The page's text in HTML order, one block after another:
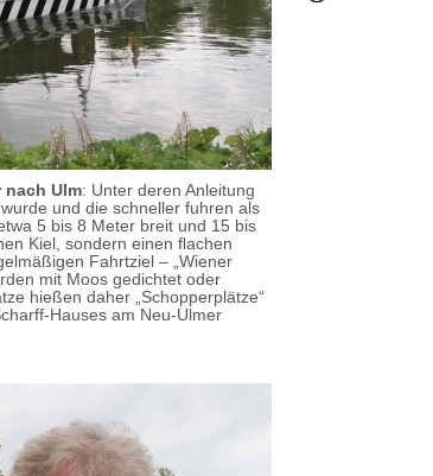
nach Ulm: Unter deren Anleitung
und die schneller fuhren als
5 bis 8 Meter breit und 15 bis
Kiel, sondern einen flachen
Fahrtziel – „Wiener
mit Moos gedichtet oder
hießen daher „Schopperplätze“
Hauses am Neu-Ulmer